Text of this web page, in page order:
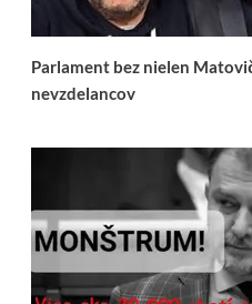
Parlament bez nielen
nevzdelancov